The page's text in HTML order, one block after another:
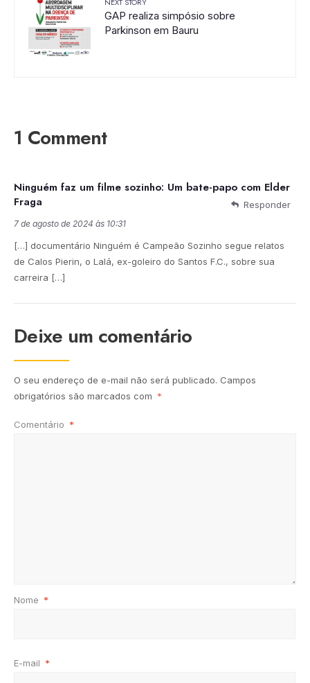
GAP realiza simpósio sobre
Parkinson em Bauru
1 Comment
Ninguém faz um filme sozinho: Um bate-papo com Elder
Fraga
7 de agosto de 2024 às 10:31
[…] documentário Ninguém é Campeão Sozinho segue relatos
de Calos Pierin, o Lalá, ex-goleiro do Santos F.C., sobre sua
carreira […]
Responder
Deixe um comentário
O seu endereço de e-mail não será publicado. Campos
obrigatórios são marcados com *
Comentário *
Nome *
E-mail *